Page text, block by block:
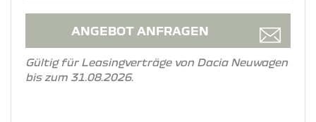
ANGEBOT ANFRAGEN
Gültig für Leasingverträge von Dacia Neuwagen
bis zum 31.08.2026.